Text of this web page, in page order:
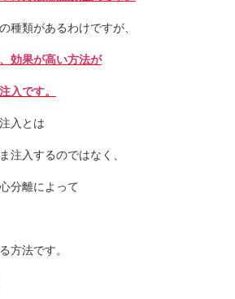
種類があるわけですが、
効果が高い方法が
入です。
入とは
注入するのではなく、
分離によって
方法です。